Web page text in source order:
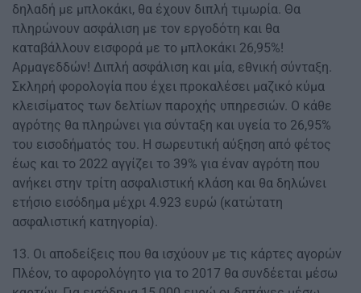
δηλαδή με μπλοκάκι, θα έχουν διπλή τιμωρία. Θα
πληρώνουν ασφάλιση με τον εργοδότη και θα
καταβάλλουν εισφορά με το μπλοκάκι 26,95%!
Αρμαγεδδών! Διπλή ασφάλιση και μία, εθνική σύνταξη.
Σκληρή φορολογία που έχει προκαλέσει μαζικό κύμα
κλεισίματος των δελτίων παροχής υπηρεσιών. Ο κάθε
αγρότης θα πληρώνει για σύνταξη και υγεία το 26,95%
του εισοδήματός του. Η σωρευτική αύξηση από φέτος
έως και το 2022 αγγίζει το 39% για έναν αγρότη που
ανήκει στην τρίτη ασφαλιστική κλάση και θα δηλώνει
ετήσιο εισόδημα μέχρι 4.923 ευρώ (κατώτατη
ασφαλιστική κατηγορία).
13. Οι αποδείξεις που θα ισχύουν με τις κάρτες αγορών
Πλέον, το αφορολόγητο για το 2017 θα συνδέεται μέσω